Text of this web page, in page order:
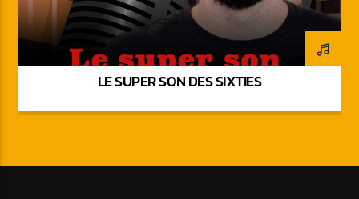
LE SUPER SON DES SIXTIES